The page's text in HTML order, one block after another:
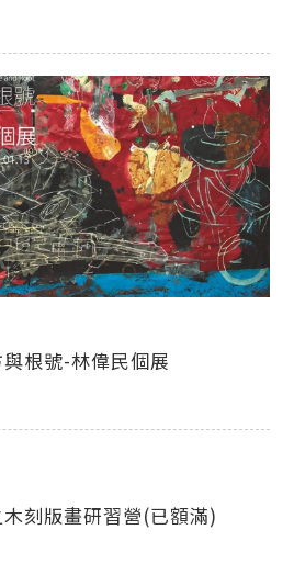
與根號-林偉民個展
刻版畫研習營(已額滿)